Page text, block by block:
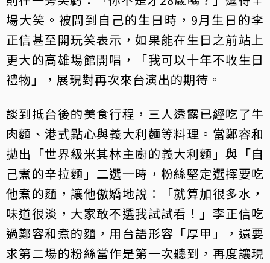
場大笑。被問到自己的生日時，9月生日的李
正信甚至開玩笑表示，如果能在生日之前站上
更大的高雄場館開唱，「我可以十年不收生日
禮物」，展現對再次來台演出的期待。
談到抵台後的美食行程，三人透露已經吃了牛
肉麵、港式點心與義大利麵等料理。當鄭容和
拋出「世界級米其林主廚的義大利麵」與「自
己煮的辛拉麵」二選一時，粉絲堅定選擇要吃
他煮的麵，讓他傲嬌地說：「就算加很多水，
味道很淡，大家敢不選我試試看！」李正信吃
過鄭容和煮的麵，用台語形容「厚甲」，還要
求第二場的粉絲當作是第一次聽到，再度讓現